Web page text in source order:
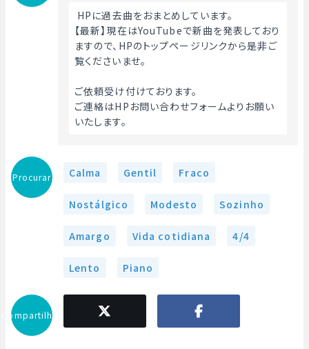
HPに過去曲をおまとめしています。
【最新】現在はYouTubeで新曲を発表しており
ますので、HPのトップページリンクから是非ご
覧くださいませ。
ご依頼受け付けております。
ご連絡はHPお問い合わせフォームよりお願い
いたします。
Procurar Calma Gentil Fraco
Nostálgico Modesto Sozinho
Amargo Vida cotidiana 4/4
Lento Piano
Compartilhar